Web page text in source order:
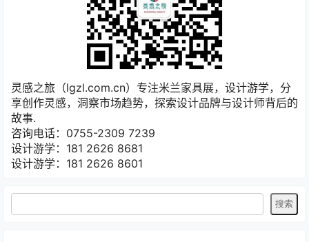
灵感之旅（lgzl.com.cn）专注米兰家具展，设计游学，分
享创作灵感，洞察市场趋势，探索设计品牌与设计师背后的
故事.
咨询电话：0755-2309 7239
设计游学：181 2626 8681
设计游学：181 2626 8601